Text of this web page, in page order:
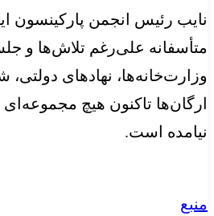
نایب رئیس انجمن پارکینسون
متأسفانه علی‌رغم تلاش‌ها و
وزارت‌خانه‌ها، نهادهای دولتی،
ارگان‌ها تاکنون هیچ
نیامده است.
منبع